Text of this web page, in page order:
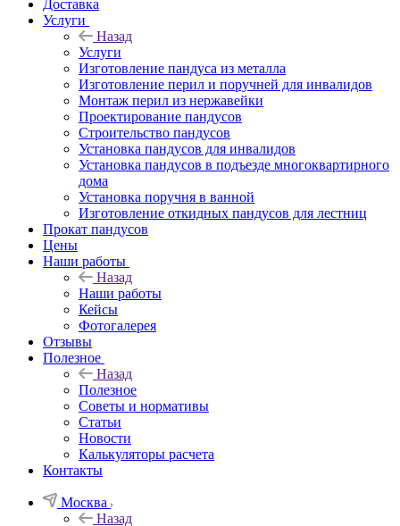
Доставка
Услуги
Назад
Услуги
Изготовление пандуса из металла
Изготовление перил и поручней для инвалидов
Монтаж перил из нержавейки
Проектирование пандусов
Строительство пандусов
Установка пандусов для инвалидов
Установка пандусов в подъезде многоквартирного
дома
Установка поручня в ванной
Изготовление откидных пандусов для лестниц
Прокат пандусов
Цены
Наши работы
Назад
Наши работы
Кейсы
Фотогалерея
Отзывы
Полезное
Назад
Полезное
Советы и нормативы
Статьи
Новости
Калькуляторы расчета
Контакты
Москва
Назад